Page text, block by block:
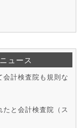
ュース
会計検査院も規則な
と会計検査院（ス